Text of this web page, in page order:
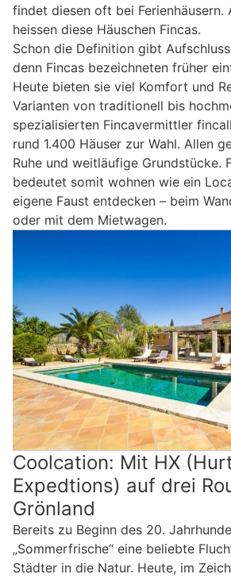
findet diesen oft bei Ferienhäusern.
heissen diese Häuschen Fincas.
Schon die Definition gibt
denn Fincas bezeichneten früher
Heute bieten sie viel Komfort und
Varianten von traditionell bis
spezialisierten Fincavermittler
rund 1.400 Häuser zur Wahl. Allen
Ruhe und weitläufige Grundstücke.
bedeutet somit wohnen wie ein
eigene Faust entdecken – beim
oder mit dem Mietwagen.
Coolcation: Mit HX
Expedtions) auf drei
Grönland
Bereits zu Beginn des 20.
„Sommerfrische“ eine beliebte
Städter in die Natur. Heute, im